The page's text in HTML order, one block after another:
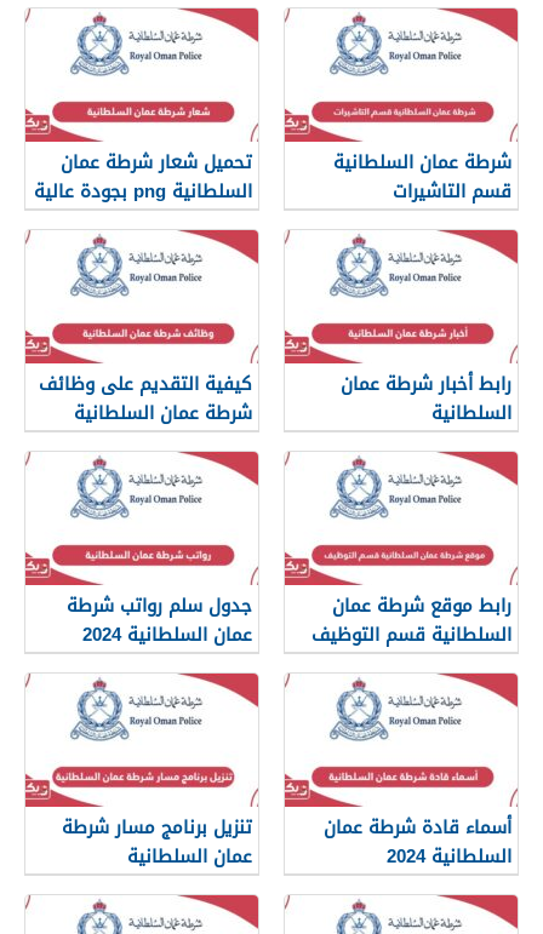
شرطة عمان السلطانية
قسم التاشيرات
تحميل شعار شرطة عمان
السلطانية png بجودة عالية
2024
رابط أخبار شرطة عمان
السلطانية
www.rop.gov.om
كيفية التقديم على وظائف
شرطة عمان السلطانية
2024
رابط موقع شرطة عمان
السلطانية قسم التوظيف
جدول سلم رواتب شرطة
عمان السلطانية 2024
أسماء قادة شرطة عمان
السلطانية 2024
تنزيل برنامج مسار شرطة
عمان السلطانية